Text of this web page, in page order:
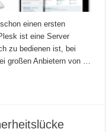
einen ersten
ist eine Server
zu bedienen ist, bei
großen Anbietern von …